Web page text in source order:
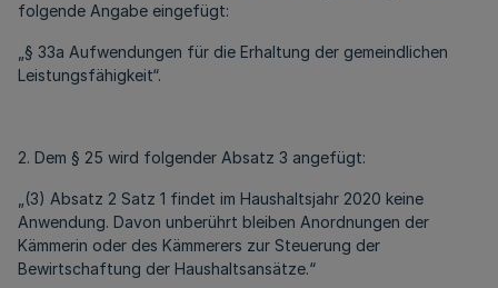
folgende Angabe eingefügt:
„§ 33a Aufwendungen für die Erhaltung der gemeindlichen
Leistungsfähigkeit“.
2. Dem § 25 wird folgender Absatz 3 angefügt:
„(3) Absatz 2 Satz 1 findet im Haushaltsjahr 2020 keine
Anwendung. Davon unberührt bleiben Anordnungen der
Kämmerin oder des Kämmerers zur Steuerung der
Bewirtschaftung der Haushaltsansätze.“